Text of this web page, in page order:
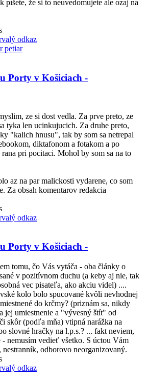
píšete, že si to neuvedomujete ale ozaj na
odkaz
Porty v Košiciach -
ze si dost vedla. Za prve preto, ze
tyka len ucinkujucich. Za druhe preto,
"kalich hnusu", tak by som sa netrepal
diktafonom a fotakom a po
rana pri pocitaci. Mohol by som sa na to
az na par malickosti vydarene, co som
Za obsah komentarov redakcia
odkaz
Porty v Košiciach -
tomu, čo Vás vytáča - oba články o
v pozitívnom duchu (a keby aj nie, tak
vec pisateľa, ako akciu videl) ....
kolo bolo spucované kvôli nevhodnej
do krčmy? (priznám sa, nikdy
jej umiestnenie a "vývesný štít" od
skôr (podľa mňa) vtipná narážka na
slovné hračky na l.p.s.? ... fakt neviem,
- nemusím vedieť všetko. S úctou Vám
odborovo neorganizovaný.
odkaz